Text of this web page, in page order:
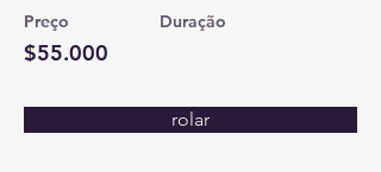
Preço
$55.000
Duração
rolar